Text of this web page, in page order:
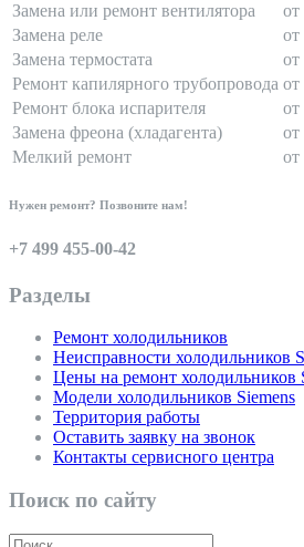
Замена или ремонт вентилятора
от
Замена реле
от
Замена термостата
от
Ремонт капилярного трубопровода от
Ремонт блока испарителя
от
Замена фреона (хладагента)
от
Мелкий ремонт
от
Нужен ремонт? Позвоните нам!
+7 499 455-00-42
Разделы
Ремонт холодильников
Неисправности холодильников
Цены на ремонт холодильников
Модели холодильников Siemens
Территория работы
Оставить заявку на звонок
Контакты сервисного центра
Поиск по сайту